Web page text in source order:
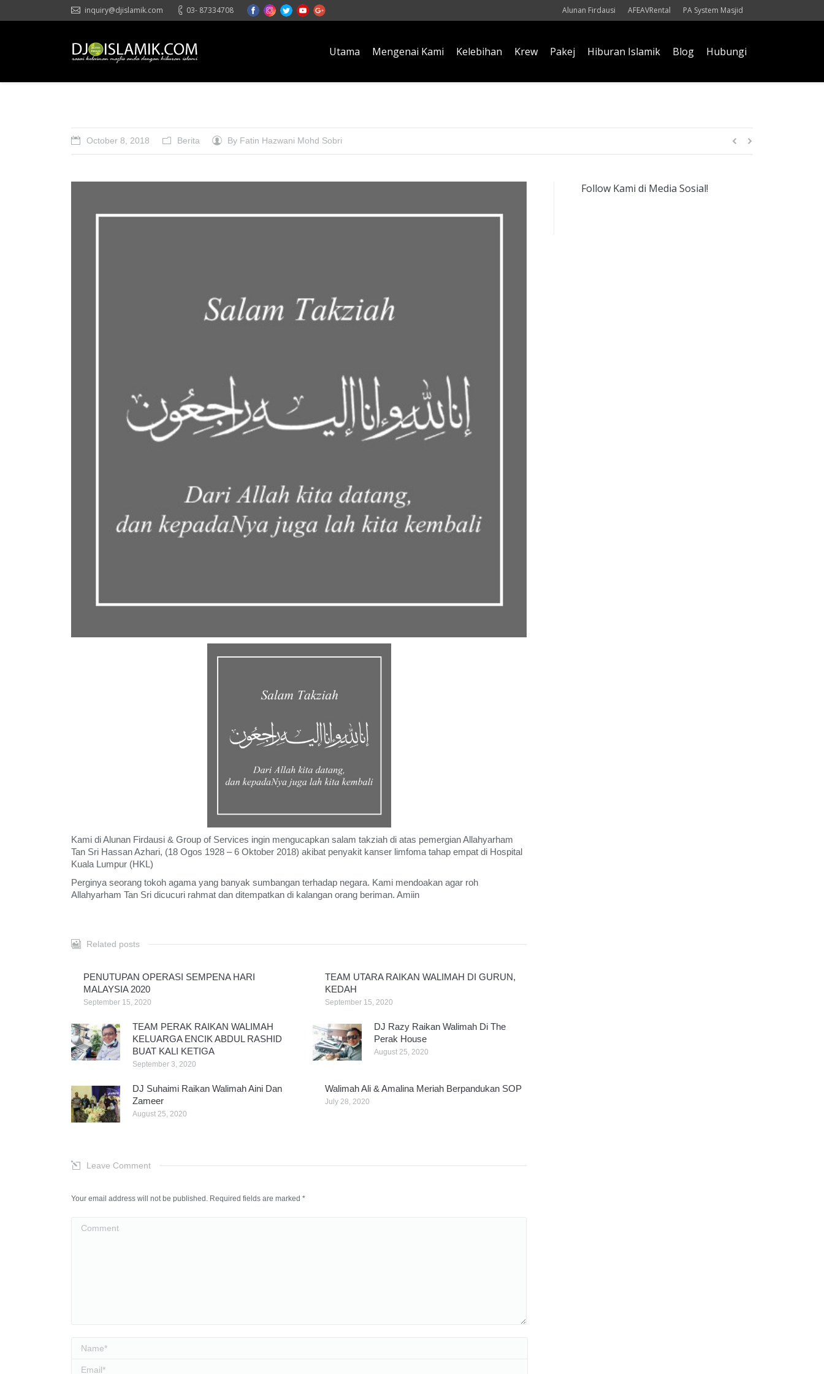
inquiry@djislamik.com 03- 87334708 Alunan Firdausi AFEAVRental PA System Masjid
Utama Mengenai Kami Kelebihan Krew Pakej Hiburan Islamik Blog Hubungi
October 8, 2018 Berita By Fatin Hazwani Mohd Sobri
Kami di Alunan Firdausi & Group of Services ingin mengucapkan salam takziah di atas pemergian Allahyarham
Tan Sri Hassan Azhari, (18 Ogos 1928 – 6 Oktober 2018) akibat penyakit kanser limfoma tahap empat di Hospital
Kuala Lumpur (HKL)
Perginya seorang tokoh agama yang banyak sumbangan terhadap negara. Kami mendoakan agar roh
Allahyarham Tan Sri dicucuri rahmat dan ditempatkan di kalangan orang beriman. Amiin
Related posts
PENUTUPAN OPERASI SEMPENA HARI
MALAYSIA 2020
September 15, 2020
TEAM UTARA RAIKAN WALIMAH DI GURUN,
KEDAH
September 15, 2020
TEAM PERAK RAIKAN WALIMAH
KELUARGA ENCIK ABDUL RASHID
BUAT KALI KETIGA
September 3, 2020
DJ Razy Raikan Walimah Di The
Perak House
August 25, 2020
DJ Suhaimi Raikan Walimah Aini Dan
Zameer
August 25, 2020
Walimah Ali & Amalina Meriah Berpandukan SOP
July 28, 2020
Leave Comment
Your email address will not be published. Required fields are marked *
Name *
Email *
Follow Kami di Media Sosial!